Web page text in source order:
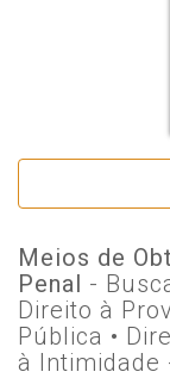
Meios de
Penal -
Direito à
Pública •
à Intimidade